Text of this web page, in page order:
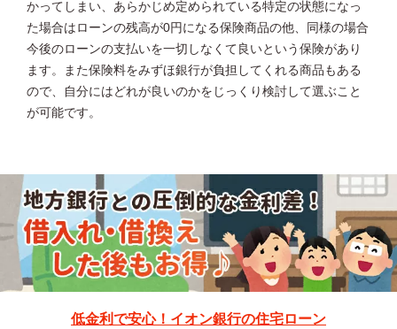
かってしまい、あらかじめ定められている特定の状態になっ
た場合はローンの残高が0円になる保険商品の他、同様の場合
今後のローンの支払いを一切しなくて良いという保険があり
ます。また保険料をみずほ銀行が負担してくれる商品もある
ので、自分にはどれが良いのかをじっくり検討して選ぶこと
が可能です。
低金利で安心！イオン銀行の住宅ローン